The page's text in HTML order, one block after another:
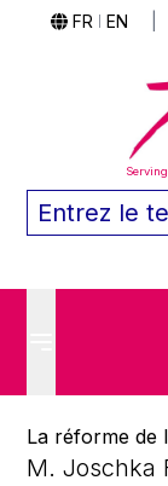
FR EN
La réforme de
M. Joschka